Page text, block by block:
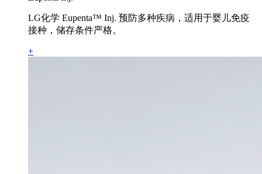
LG化学 Eupenta™ Inj. 预防多种疾病，适用于婴儿免疫
接种，储存条件严格。
+